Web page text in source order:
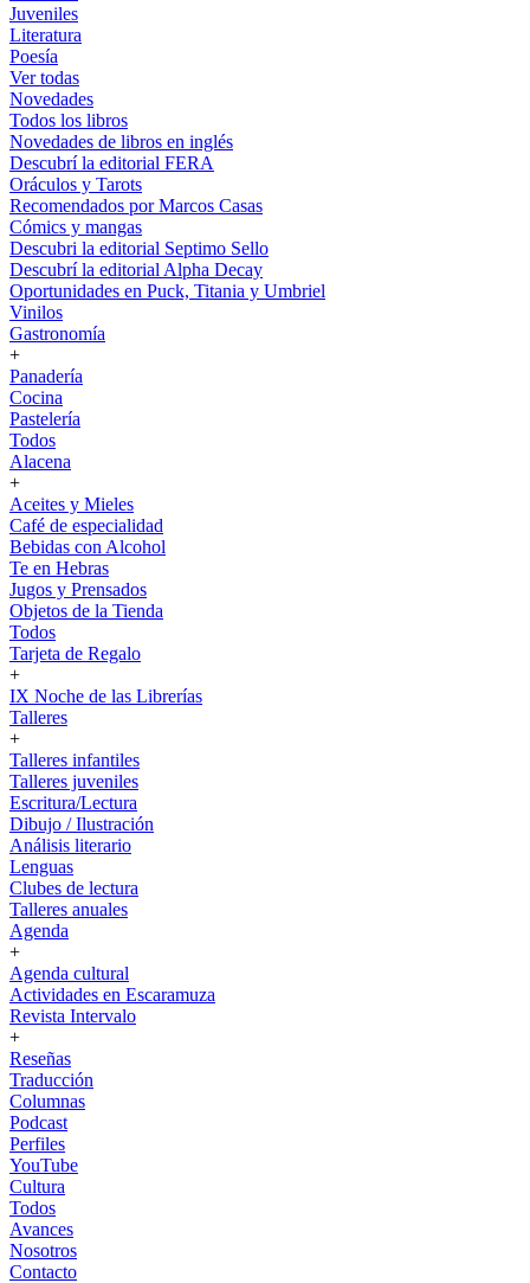
Juveniles
Literatura
Poesía
Ver todas
Novedades
Todos los libros
Novedades de libros en inglés
Descubrí la editorial FERA
Oráculos y Tarots
Recomendados por Marcos Casas
Cómics y mangas
Descubri la editorial Septimo Sello
Descubrí la editorial Alpha Decay
Oportunidades en Puck, Titania y Umbriel
Vinilos
Gastronomía
+
Panadería
Cocina
Pastelería
Todos
Alacena
+
Aceites y Mieles
Café de especialidad
Bebidas con Alcohol
Te en Hebras
Jugos y Prensados
Objetos de la Tienda
Todos
Tarjeta de Regalo
+
IX Noche de las Librerías
Talleres
+
Talleres infantiles
Talleres juveniles
Escritura/Lectura
Dibujo / Ilustración
Análisis literario
Lenguas
Clubes de lectura
Talleres anuales
Agenda
+
Agenda cultural
Actividades en Escaramuza
Revista Intervalo
+
Reseñas
Traducción
Columnas
Podcast
Perfiles
YouTube
Cultura
Todos
Avances
Nosotros
Contacto